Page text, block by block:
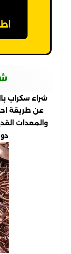
شراء سكراب
عن طريقة
والمعدات